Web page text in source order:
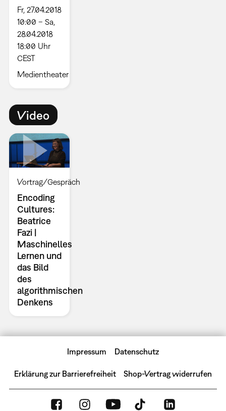
Fr, 27.04.2018
10:00 – Sa,
28.04.2018
18:00 Uhr
CEST
Medientheater
Video
Vortrag/Gespräch
Encoding
Cultures:
Beatrice
Fazi |
Maschinelles
Lernen und
das Bild
des
algorithmischen
Denkens
Impressum Datenschutz
Erklärung zur Barrierefreiheit Shop-Vertrag widerrufen